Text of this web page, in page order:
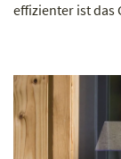
effizienter ist das